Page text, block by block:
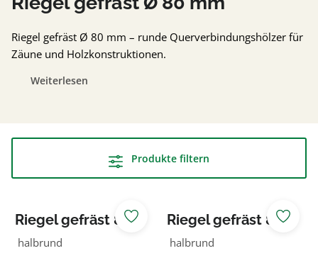
Riegel gefräst Ø 80 mm – runde Querverbindungshölzer für
Zäune und Holzkonstruktionen.
Weiterlesen
Produkte filtern
Riegel gefräst 80
NADELHOLZ KDI
halbrund
Riegel gefräst 80
NADELHOLZ KDI
halbrund